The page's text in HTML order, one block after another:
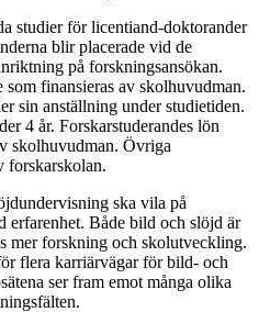
studier för licentiand-doktorander
blir placerade vid de
på forskningsansökan.
finansieras av skolhuvudman.
sin anställning under studietiden.
4 år. Forskarstuderandes lön
skolhuvudman. Övriga
forskarskolan.
ska vila på
erfarenhet. Både bild och slöjd är
mer forskning och skolutveckling.
flera karriärvägar för bild- och
ser fram emot många olika